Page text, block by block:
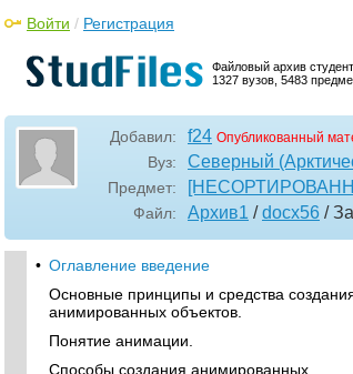
Файловый архив
1327 вузов, 5483
Войти / Регистрация
Добавил: f24 Опубликованный
Вуз: Северный
Предмет:
Файл: Архив1 /docx56 /
• Оглавление введение
Основные принципы и средства
анимированных объектов.
Понятие анимации.
Способы создания анимированных